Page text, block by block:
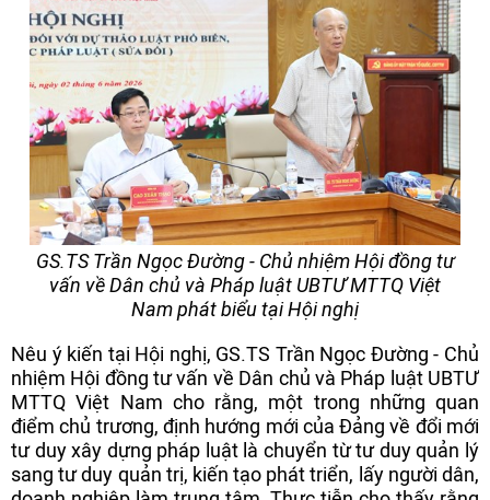
GS.TS Trần Ngọc Đường - Chủ nhiệm Hội đồng tư
vấn về Dân chủ và Pháp luật UBTƯ MTTQ Việt
Nam phát biểu tại Hội nghị
Nêu ý kiến tại Hội nghị, GS.TS Trần Ngọc Đường - Chủ
nhiệm Hội đồng tư vấn về Dân chủ và Pháp luật UBTƯ
MTTQ Việt Nam cho rằng, một trong những quan
điểm chủ trương, định hướng mới của Đảng về đổi mới
tư duy xây dựng pháp luật là chuyển từ tư duy quản lý
sang tư duy quản trị, kiến tạo phát triển, lấy người dân,